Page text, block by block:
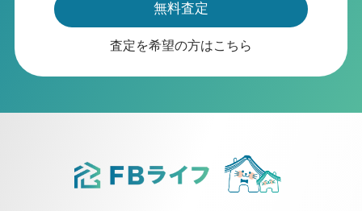
無料査定
査定を希望の方はこちら